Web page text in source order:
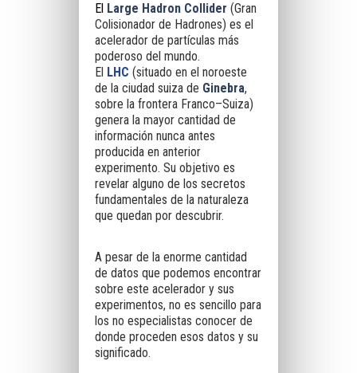
ElLarge Hadron Collider (Gran
Colisionador de Hadrones) es el
acelerador de partículas más
poderoso del mundo.
El LHC (situado en el noroeste
de la ciudad suiza de Ginebra,
sobre la frontera Franco–Suiza)
genera la mayor cantidad de
información nunca antes
producida en anterior
experimento. Su objetivo es
revelar alguno de los secretos
fundamentales de la naturaleza
que quedan por descubrir.
A pesar de la enorme cantidad
de datos que podemos encontrar
sobre este acelerador y sus
experimentos, no es sencillo para
los no especialistas conocer de
donde proceden esos datos y su
significado.